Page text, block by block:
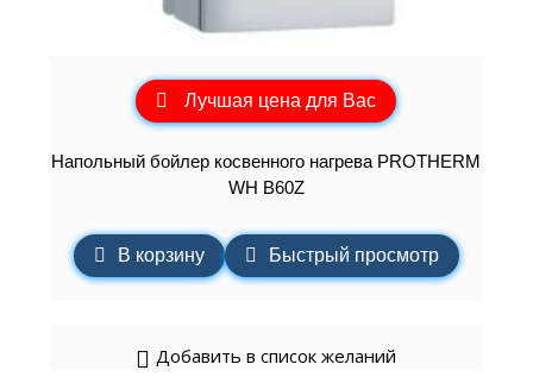
Лучшая цена для Вас
Напольный бойлер косвенного нагрева PROTHERM
WH B60Z
В корзину Быстрый просмотр
Добавить в список желаний